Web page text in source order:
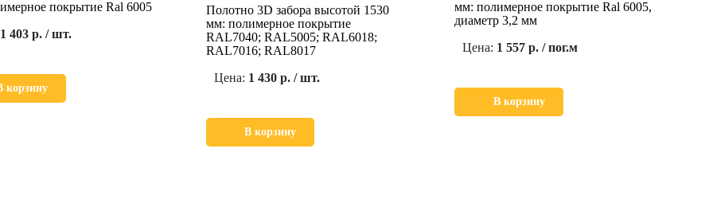
покрытие Ral 6005
1 403 р. / шт.
корзину
Полотно 3D забора высотой 1530
мм: полимерное покрытие
RAL7040; RAL5005; RAL6018;
RAL7016; RAL8017
Цена: 1 430 р. / шт.
В корзину
мм: полимерное покрытие Ral 6005,
диаметр 3,2 мм
Цена: 1 557 р. / пог.м
В корзину